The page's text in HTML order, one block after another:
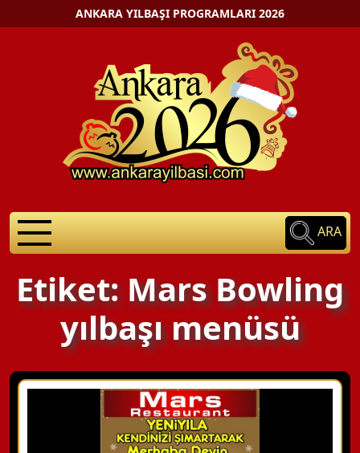
ANKARA YILBAŞI PROGRAMLARI 2026
ARA
Etiket: Mars Bowling
yılbaşı menüsü